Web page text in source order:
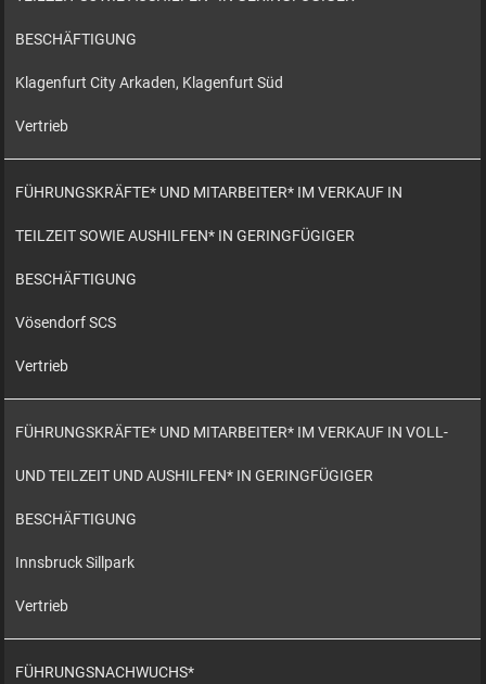
BESCHÄFTIGUNG
Klagenfurt City Arkaden, Klagenfurt Süd
Vertrieb
FÜHRUNGSKRÄFTE* UND MITARBEITER* IM VERKAUF IN
TEILZEIT SOWIE AUSHILFEN* IN GERINGFÜGIGER
BESCHÄFTIGUNG
Vösendorf SCS
Vertrieb
FÜHRUNGSKRÄFTE* UND MITARBEITER* IM VERKAUF IN VOLL-
UND TEILZEIT UND AUSHILFEN* IN GERINGFÜGIGER
BESCHÄFTIGUNG
Innsbruck Sillpark
Vertrieb
FÜHRUNGSNACHWUCHS*